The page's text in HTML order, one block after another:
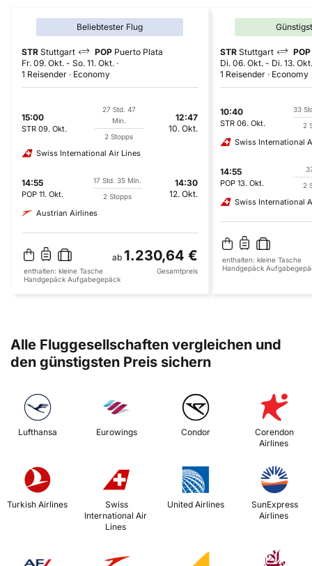
Beliebtester Flug
STR Stuttgart POP Puerto Plata
Fr. 09. Okt. - So. 11. Okt.
1 Reisender
Economy
15:00
STR 09. Okt.
27 Std. 47
Min.
2 Stopps
12:47
10. Okt.
Swiss International Air Lines
14:55
POP 11. Okt.
17 Std. 35 Min.
2 Stopps
14:30
12. Okt.
Austrian Airlines
ab 1.230,64 €
enthalten: kleine Tasche
Handgepäck Aufgabegepäck
Gesamtpreis
STR Stuttgart
POP
Di. 06. Okt. - Di. 13. Okt.
1 Reisender
Economy
10:40
STR 06. Okt.
33
2
Swiss International
14:55
POP 13. Okt.
2
Swiss International
enthalten: kleine Tasche
Handgepäck
Alle Fluggesellschaften vergleichen und
den günstigsten Preis sichern
Lufthansa Eurowings Condor
Corendon
Airlines
Turkish Airlines
International Air
Lines
United Airlines
Airlines